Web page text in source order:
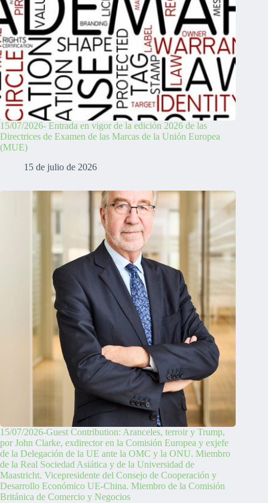
15/07/2026- Entrada en vigor de la edición 2026 de las
Directrices de Examen de las Marcas de la Unión Europea
(MUE)
15 de julio de 2026
15/07/2026-Guest Contribution: Aranceles, terroir y Trump,
por John Clarke, exdirector en la Comisión Europea y exjefe
de la Delegación de la UE ante la OMC y la ONU. Miembro
de la Real Sociedad Asiática y de la Universidad de
Maastricht. Vicepresidente del Consejo de Cooperación y
Desarrollo Económico UE-China. Miembro de la Comisión
Británica de Comercio y Negocios